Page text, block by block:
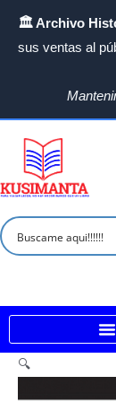
🏛️ Archivo
sus ventas al
🔍